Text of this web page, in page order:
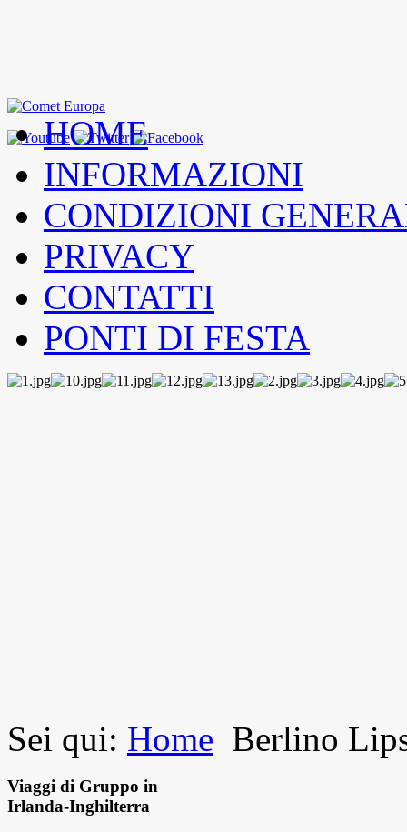
HOME
INFORMAZIONI
CONDIZIONI
PRIVACY
CONTATTI
PONTI DI FESTA
Sei qui: Home Berlino
Viaggi di Gruppo in
Irlanda-Inghilterra